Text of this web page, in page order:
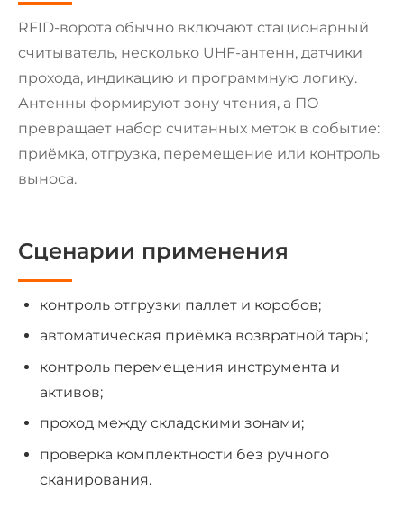
RFID-ворота обычно включают стационарный
считыватель, несколько UHF-антенн, датчики
прохода, индикацию и программную логику.
Антенны формируют зону чтения, а ПО
превращает набор считанных меток в событие:
приёмка, отгрузка, перемещение или контроль
выноса.
Сценарии применения
контроль отгрузки паллет и коробов;
автоматическая приёмка возвратной тары;
контроль перемещения инструмента и
активов;
проход между складскими зонами;
проверка комплектности без ручного
сканирования.